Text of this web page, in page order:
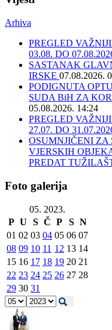
Arhiva
PREGLED
03.08. DO
SASTANAK
IRSKE 07.08.2026.
PODIGNUTA
SUDA BiH ZA
05.08.2026. 14:24
PREGLED
27.07. DO
OSUMNJIČENI ZA
VJERSKIH
PREDAT
Foto galerija
05. 2023.
P U S Č P S N
01 02 03 04 05 06 07
08 09 10 11 12 13 14
15 16 17 18 19 20 21
22 23 24 25 26 27 28
29 30 31